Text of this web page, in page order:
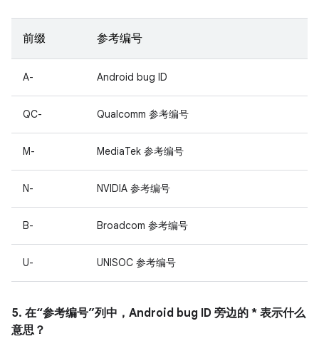
前缀 参考编号
A- Android bug ID
QC- Qualcomm 参考编号
M- MediaTek 参考编号
N- NVIDIA 参考编号
B- Broadcom 参考编号
U- UNISOC 参考编号
5. 在“参考编号”列中，Android bug ID 旁边的 * 表示什么
意思？